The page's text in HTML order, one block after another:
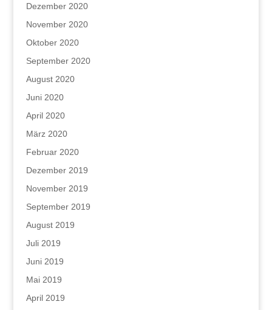
Dezember 2020
November 2020
Oktober 2020
September 2020
August 2020
Juni 2020
April 2020
März 2020
Februar 2020
Dezember 2019
November 2019
September 2019
August 2019
Juli 2019
Juni 2019
Mai 2019
April 2019